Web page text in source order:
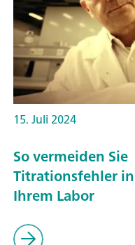
15. Juli 2024
So vermeiden Sie
Titrationsfehler in
Ihrem Labor